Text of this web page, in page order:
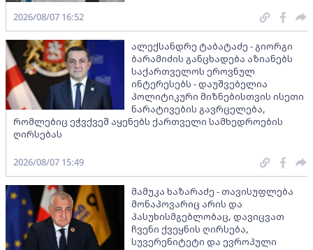
2026/08/07 16:52
ალექსანდრე ტაბატაძე - გიორგი
ბარამიძის განცხადება აზიანებს
საქართველოს ეროვნულ
ინტერესებს - დაუშვებელია
პოლიტიკური მიზნებისთვის ისეთი
ნარატივების გავრცელება,
რომლებიც ეჭვქვეშ აყენებს ქართველი სამხედროების
ღირსებას
2026/08/07 15:49
მამუკა ხაზარაძე - თავისუფლება
მონაპოვარიც არის და
პასუხისმგებლობაც, დავიცვათ
ჩვენი ქვეყნის ღირსება,
სუვერენიტეტი და ევროპული